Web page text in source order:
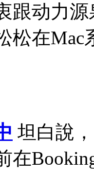
跟动力
松在
坦白說
在